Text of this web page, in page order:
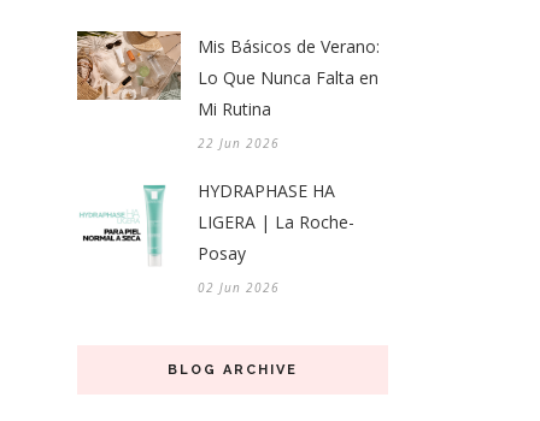
Mis Básicos de Verano:
Lo Que Nunca Falta en
Mi Rutina
22 Jun 2026
HYDRAPHASE HA
LIGERA | La Roche-
Posay
02 Jun 2026
BLOG ARCHIVE